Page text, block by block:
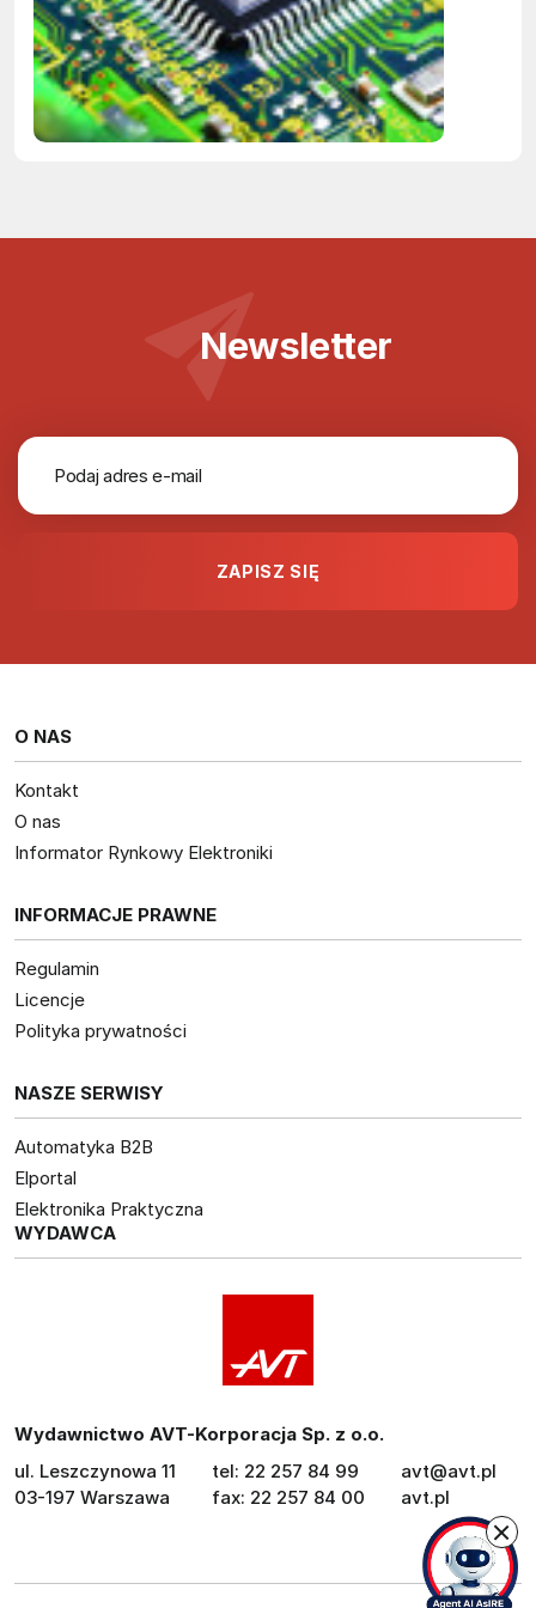
Newsletter
O NAS
Kontakt
O nas
Informator Rynkowy Elektroniki
INFORMACJE PRAWNE
Regulamin
Licencje
Polityka prywatności
NASZE SERWISY
Automatyka B2B
Elportal
Elektronika Praktyczna
WYDAWCA
Wydawnictwo AVT-Korporacja Sp. z o.o.
ul. Leszczynowa 11
03-197 Warszawa
tel: 22 257 84 99
fax: 22 257 84 00
avt@avt.pl
avt.pl